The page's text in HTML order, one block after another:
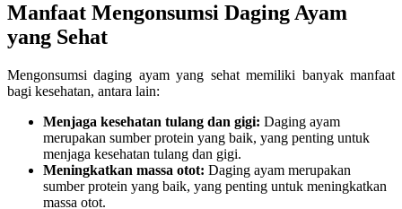
Manfaat Mengonsumsi Daging Ayam
yang Sehat
Mengonsumsi daging ayam yang sehat memiliki banyak manfaat
bagi kesehatan, antara lain:
Menjaga kesehatan tulang dan gigi: Daging ayam
merupakan sumber protein yang baik, yang penting untuk
menjaga kesehatan tulang dan gigi.
Meningkatkan massa otot: Daging ayam merupakan
sumber protein yang baik, yang penting untuk meningkatkan
massa otot.